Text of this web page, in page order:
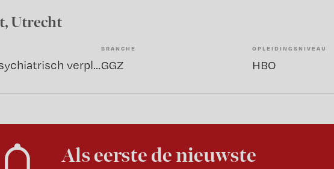
, Utrecht
Sociaal psychiatrisch verpleegkundige
BRANCHE
GGZ
OPLEIDINGSNIVEAU
HBO
Als eerste de nieuwste